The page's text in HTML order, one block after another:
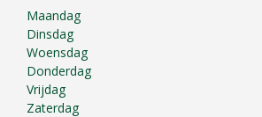
Maandag
Dinsdag
Woensdag
Donderdag
Vrijdag
Zaterdag